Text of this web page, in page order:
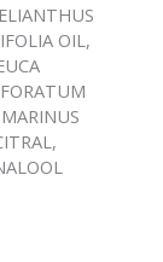
OIL,